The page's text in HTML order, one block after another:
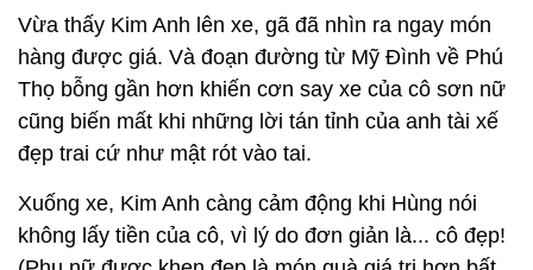
Vừa thấy Kim Anh lên xe, gã đã nhìn ra ngay món
hàng được giá. Và đoạn đường từ Mỹ Đình về Phú
Thọ bỗng gần hơn khiến cơn say xe của cô sơn nữ
cũng biến mất khi những lời tán tỉnh của anh tài xế
đẹp trai cứ như mật rót vào tai.
Xuống xe, Kim Anh càng cảm động khi Hùng nói
không lấy tiền của cô, vì lý do đơn giản là... cô đẹp!